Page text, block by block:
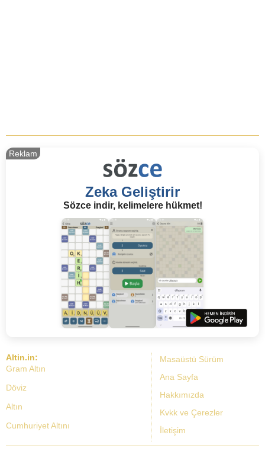
Zeka Geliştirir
Sözce indir, kelimelere hükmet!
Reklam
Masaüstü Sürüm
Ana Sayfa
Hakkımızda
Kvkk ve Çerezler
İletişim
Altin.in:
Gram Altın
Döviz
Altın
Cumhuriyet Altını
Dolar Kuru